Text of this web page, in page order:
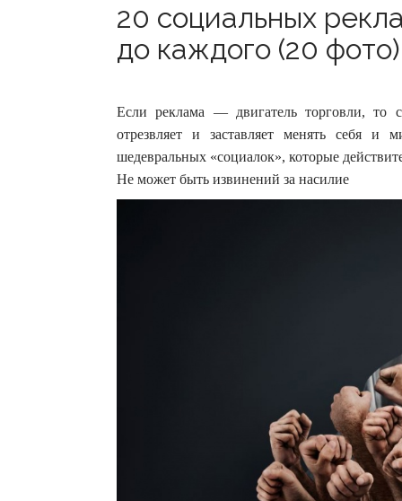
20 социальных
до каждого (20 фото)
Если реклама — двигатель торговли, то
отрезвляет и заставляет менять себя и
шедевральных «социалок», которые
Не может быть извинений за насилие